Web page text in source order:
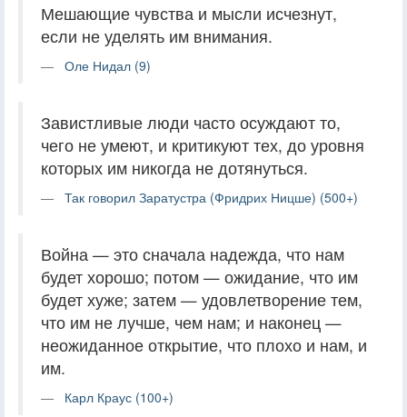
Мешающие чувства и мысли исчезнут,
если не уделять им внимания.
Оле Нидал (9)
Завистливые люди часто осуждают то,
чего не умеют, и критикуют тех, до уровня
которых им никогда не дотянуться.
Так говорил Заратустра (Фридрих Ницше) (500+)
Война — это сначала надежда, что нам
будет хорошо; потом — ожидание, что им
будет хуже; затем — удовлетворение тем,
что им не лучше, чем нам; и наконец —
неожиданное открытие, что плохо и нам, и
им.
Карл Краус (100+)